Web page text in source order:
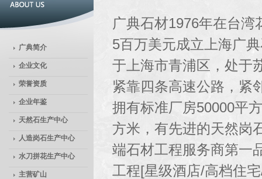
广典简介
企业文化
荣誉资质
企业年鉴
天然石生产中心
人造岗石生产中心
水刀拼花生产中心
主营矿山
广典石材1976年在台
5百万美元成立上海广
于上海市青浦区，处于
紧靠四条高速公路，紧
拥有标准厂房50000平
方米，有先进的天然岗
端石材工程服务商第一
工程[星级酒店/高档住